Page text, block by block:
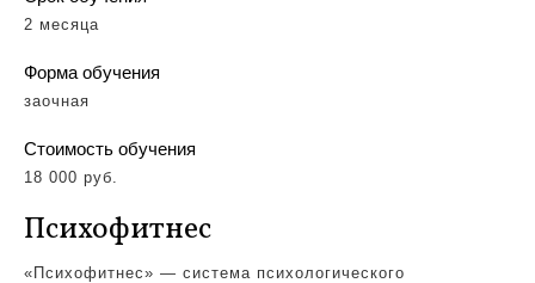
2 месяца
Форма обучения
заочная
Стоимость обучения
18 000 руб.
Психофитнес
«Психофитнес» — система психологического